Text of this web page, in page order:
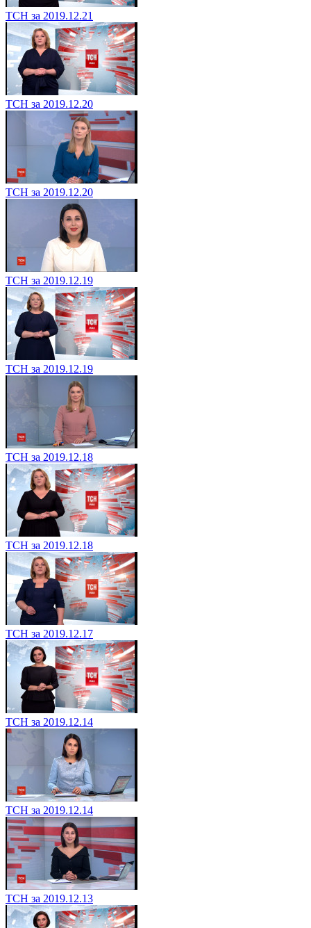
ТСН за 2019.12.21
ТСН за 2019.12.20
ТСН за 2019.12.20
ТСН за 2019.12.19
ТСН за 2019.12.19
ТСН за 2019.12.18
ТСН за 2019.12.18
ТСН за 2019.12.17
ТСН за 2019.12.14
ТСН за 2019.12.14
ТСН за 2019.12.13